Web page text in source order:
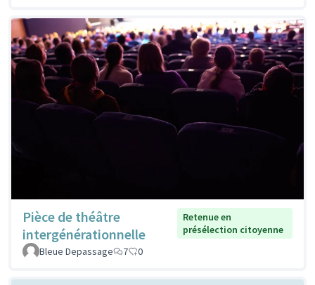
Pièce de théâtre
intergénérationnelle
Retenue en
présélection citoyenne
Bleue Depassage
7 0